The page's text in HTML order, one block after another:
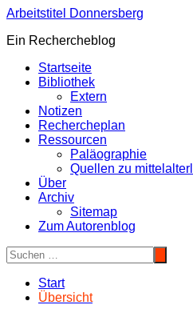
Zum
springen
Arbeitstitel Donnersberg
Ein Rechercheblog
Startseite
Bibliothek
Extern
Notizen
Rechercheplan
Ressourcen
Paläographie
Quellen zu
Über
Archiv
Sitemap
Zum Autorenblog
Start
Übersicht